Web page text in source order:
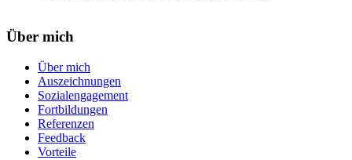
Über mich
Über mich
Auszeichnungen
Sozialengagement
Fortbildungen
Referenzen
Feedback
Vorteile